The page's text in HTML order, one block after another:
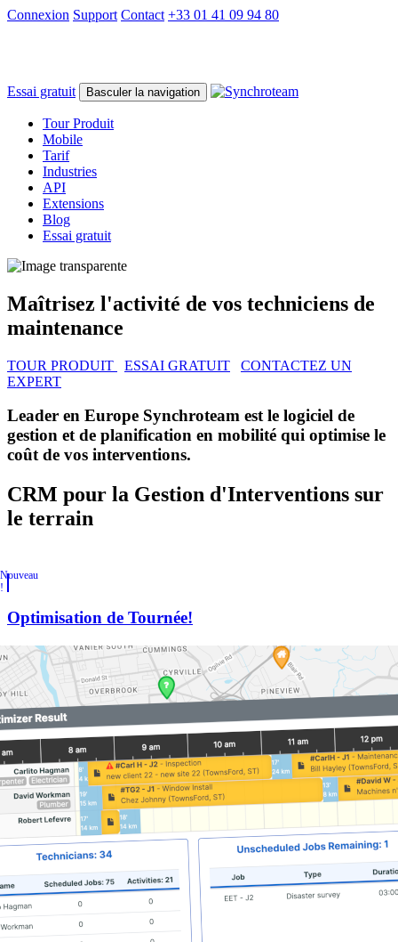
Connexion Support Contact +33 01 41 09 94 80
Essai gratuit Basculer la navigation
Tour Produit
Mobile
Tarif
Industries
API
Extensions
Blog
Essai gratuit
Maîtrisez l'activité de vos techniciens de
maintenance
TOUR PRODUIT ESSAI GRATUIT
CONTACTEZ UN
EXPERT
Leader en Europe Synchroteam est le logiciel de
gestion et de planification en mobilité qui optimise le
coût de vos interventions.
CRM pour la Gestion d'Interventions sur
le terrain
Nouveau
!
Optimisation de Tournée!